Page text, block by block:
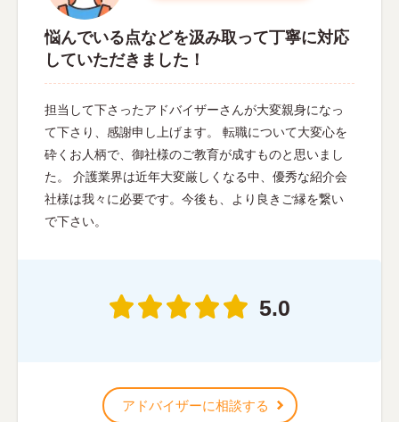
悩んでいる点などを汲み取って丁寧に対応
していただきました！
担当して下さったアドバイザーさんが大変親身になっ
て下さり、感謝申し上げます。 転職について大変心を
砕くお人柄で、御社様のご教育が成すものと思いまし
た。 介護業界は近年大変厳しくなる中、優秀な紹介会
社様は我々に必要です。今後も、より良きご縁を繋い
で下さい。
5.0
アドバイザーに相談する